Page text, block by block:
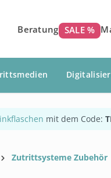
Beratung SALE %
mit dem Code:
Zutrittsysteme Zubehör